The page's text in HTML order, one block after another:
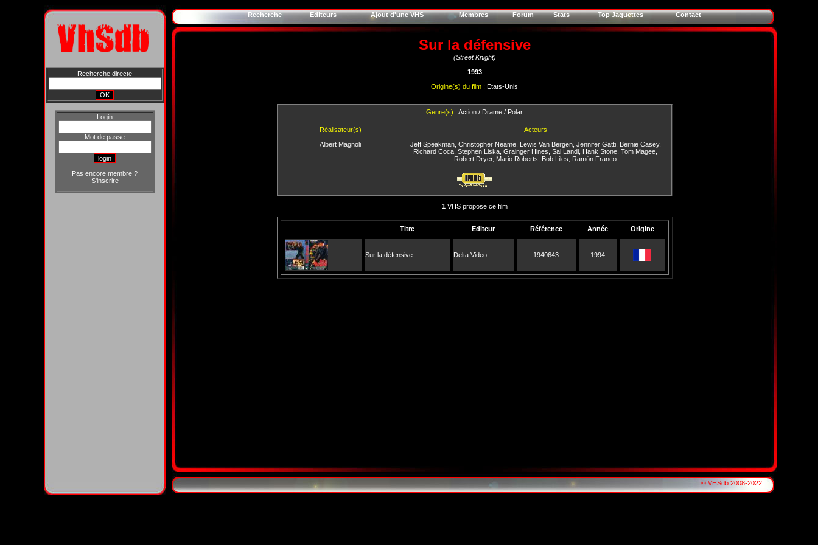
Recherche directe
Login
Mot de passe
Pas encore membre ?
S'inscrire
Recherche Editeurs Ajout d'une VHS Membres Forum Stats Top Jaquettes Contact
Sur la défensive
(Street Knight)
1993
Origine(s) du film : Etats-Unis
Genre(s) : Action / Drame / Polar
Réalisateur(s)
Albert Magnoli
Acteurs
Jeff Speakman, Christopher Neame, Lewis Van Bergen, Jennifer Gatti, Bernie Casey,
Richard Coca Stephen Liska Grainger Hines Sal Landi Hank Stone Tom Magee
Robert Dryer, Mario Roberts Bob Liles Ramón Franco
1VHS propose ce film
Titre Editeur Référence Année Origine
Sur la défensive Delta Video 1940643 1994
© VHSdb 2008-2022